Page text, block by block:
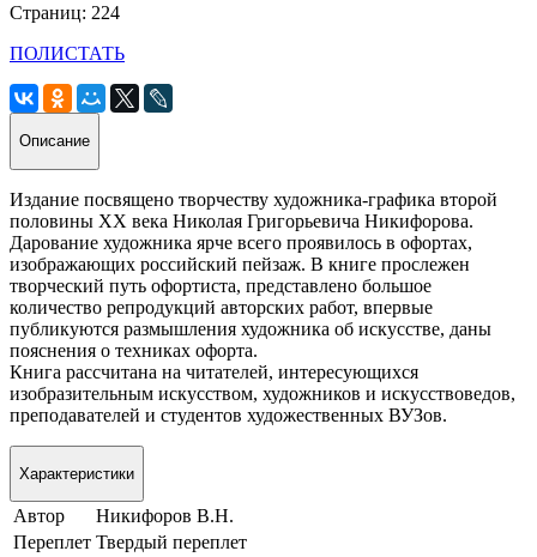
Страниц: 224
ПОЛИСТАТЬ
Описание
Издание посвящено творчеству художника-графика второй
половины ХХ века Николая Григорьевича Никифорова.
Дарование художника ярче всего проявилось в офортах,
изображающих российский пейзаж. В книге прослежен
творческий путь офортиста, представлено большое
количество репродукций авторских работ, впервые
публикуются размышления художника об искусстве, даны
пояснения о техниках офорта.
Книга рассчитана на читателей, интересующихся
изобразительным искусством, художников и искусствоведов,
преподавателей и студентов художественных ВУЗов.
Характеристики
Автор
Никифоров В.Н.
Переплет Твердый переплет